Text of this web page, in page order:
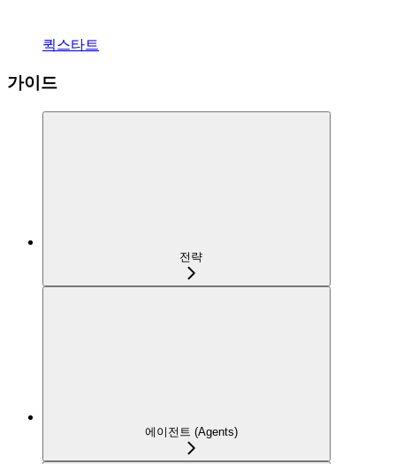
퀵스타트
가이드
전략
에이전트 (Agents)